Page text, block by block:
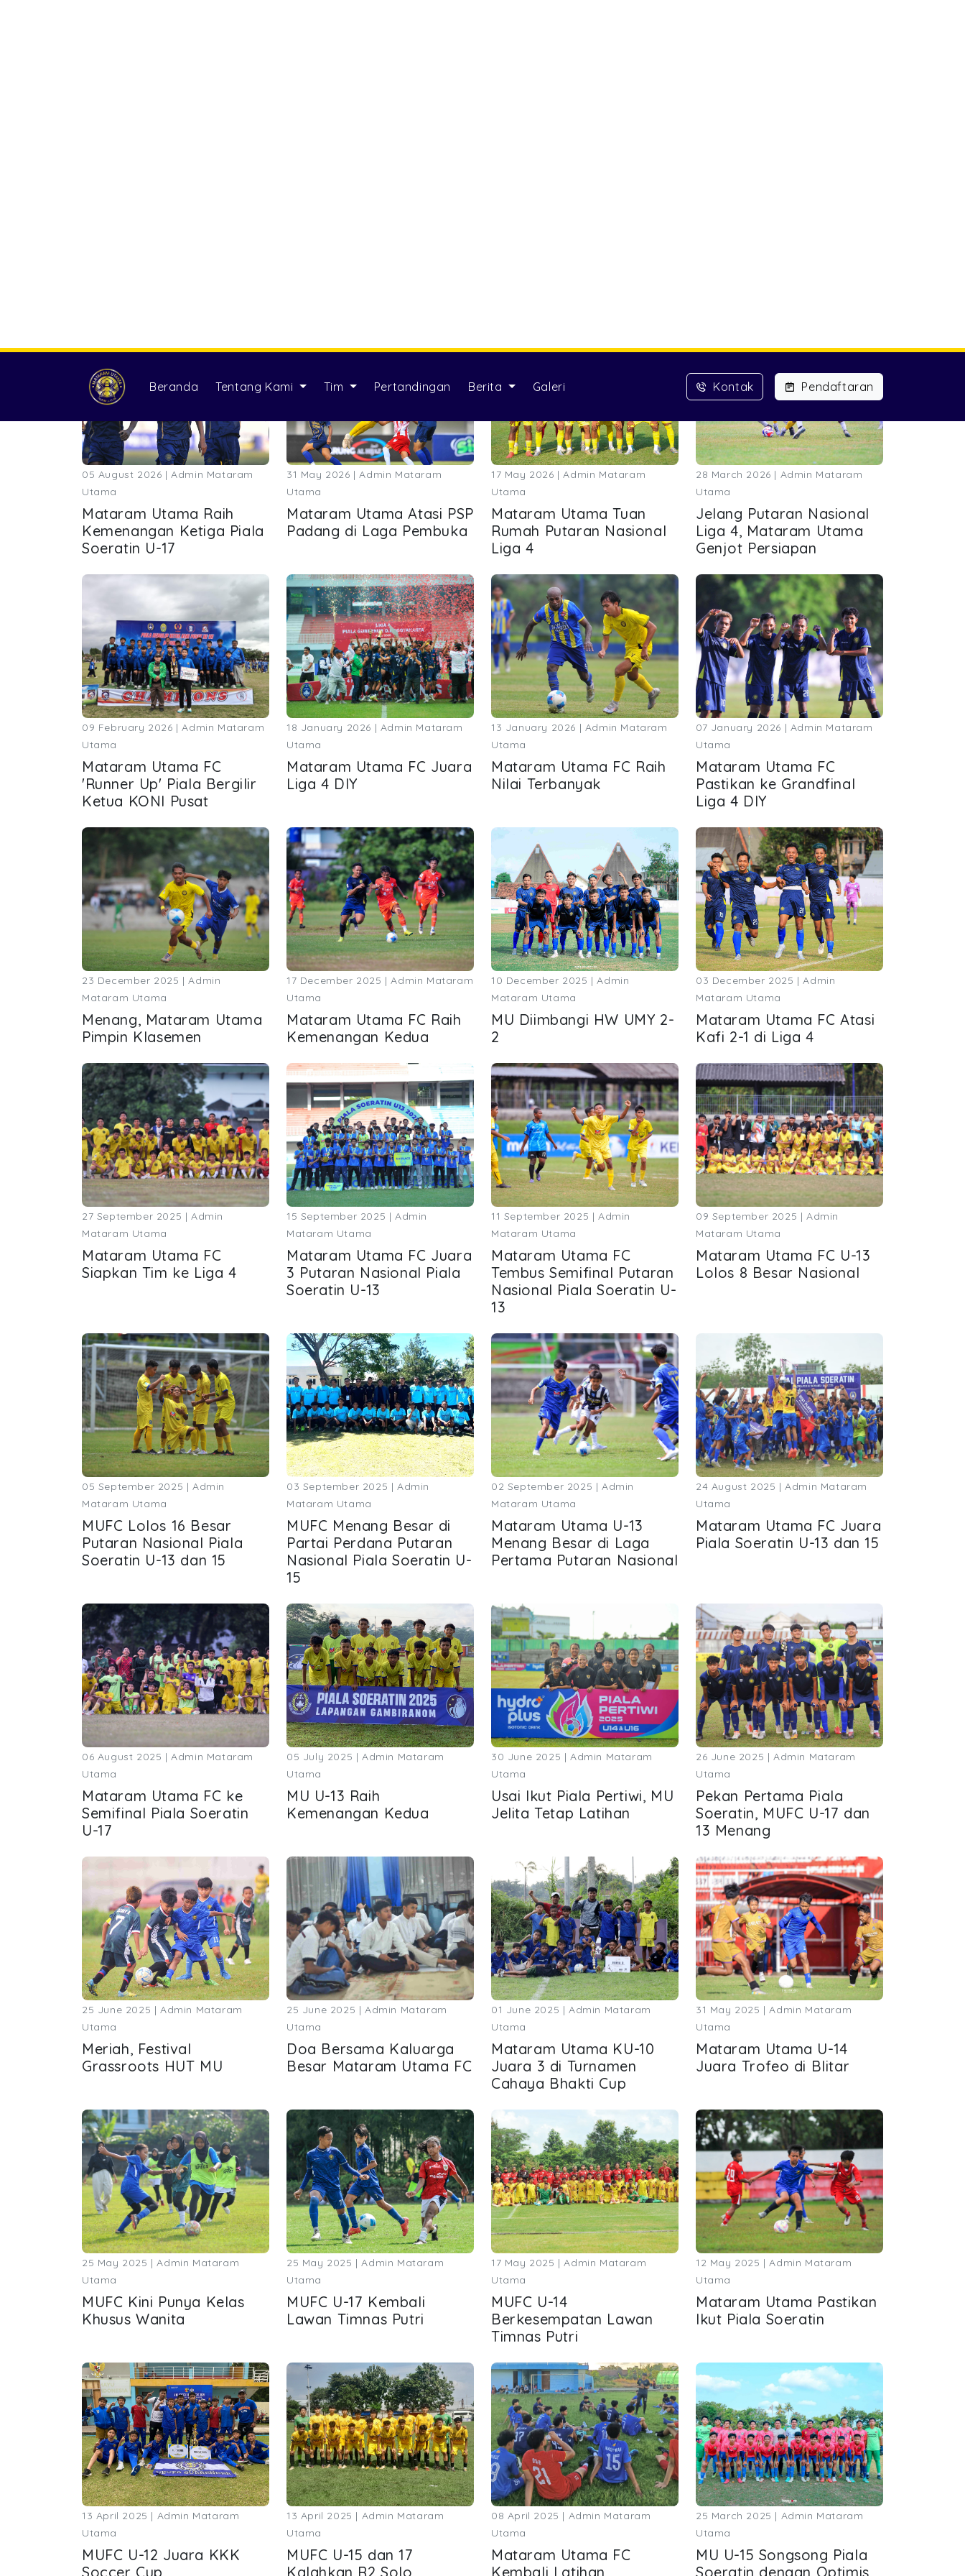
05 August 2026 | Admin Mataram
Utama
Mataram Utama Raih
Kemenangan Ketiga Piala
Soeratin U-17
31 May 2026 | Admin Mataram
Utama
Mataram Utama Atasi PSP
Padang di Laga Pembuka
17 May 2026 | Admin Mataram
Utama
Mataram Utama Tuan
Rumah Putaran Nasional
Liga 4
28 March 2026 | Admin Mataram
Utama
Jelang Putaran Nasional
Liga 4, Mataram Utama
Genjot Persiapan
09 February 2026 | Admin Mataram
Utama
Mataram Utama FC
'Runner Up' Piala Bergilir
Ketua KONI Pusat
18 January 2026 | Admin Mataram
Utama
Mataram Utama FC Juara
Liga 4 DIY
13 January 2026 | Admin Mataram
Utama
Mataram Utama FC Raih
Nilai Terbanyak
07 January 2026 | Admin Mataram
Utama
Mataram Utama FC
Pastikan ke Grandfinal
Liga 4 DIY
23 December 2025 | Admin
Mataram Utama
Menang, Mataram Utama
Pimpin Klasemen
17 December 2025 | Admin Mataram
Utama
Mataram Utama FC Raih
Kemenangan Kedua
10 December 2025 | Admin
Mataram Utama
MU Diimbangi HW UMY 2-
2
03 December 2025 | Admin
Mataram Utama
Mataram Utama FC Atasi
Kafi 2-1 di Liga 4
27 September 2025 | Admin
Mataram Utama
Mataram Utama FC
Siapkan Tim ke Liga 4
15 September 2025 | Admin
Mataram Utama
Mataram Utama FC Juara
3 Putaran Nasional Piala
Soeratin U-13
11 September 2025 | Admin
Mataram Utama
Mataram Utama FC
Tembus Semifinal Putaran
Nasional Piala Soeratin U-
13
09 September 2025 | Admin
Mataram Utama
Mataram Utama FC U-13
Lolos 8 Besar Nasional
05 September 2025 | Admin
Mataram Utama
MUFC Lolos 16 Besar
Putaran Nasional Piala
Soeratin U-13 dan 15
03 September 2025 | Admin
Mataram Utama
MUFC Menang Besar di
Partai Perdana Putaran
Nasional Piala Soeratin U-
15
02 September 2025 | Admin
Mataram Utama
Mataram Utama U-13
Menang Besar di Laga
Pertama Putaran Nasional
24 August 2025 | Admin Mataram
Utama
Mataram Utama FC Juara
Piala Soeratin U-13 dan 15
06 August 2025 | Admin Mataram
Utama
Mataram Utama FC ke
Semifinal Piala Soeratin
U-17
05 July 2025 | Admin Mataram
Utama
MU U-13 Raih
Kemenangan Kedua
30 June 2025 | Admin Mataram
Utama
Usai Ikut Piala Pertiwi, MU
Jelita Tetap Latihan
26 June 2025 | Admin Mataram
Utama
Pekan Pertama Piala
Soeratin, MUFC U-17 dan
13 Menang
25 June 2025 | Admin Mataram
Utama
Meriah, Festival
Grassroots HUT MU
25 June 2025 | Admin Mataram
Utama
Doa Bersama Kaluarga
Besar Mataram Utama FC
01 June 2025 | Admin Mataram
Utama
Mataram Utama KU-10
Juara 3 di Turnamen
Cahaya Bhakti Cup
31 May 2025 | Admin Mataram
Utama
Mataram Utama U-14
Juara Trofeo di Blitar
25 May 2025 | Admin Mataram
Utama
MUFC Kini Punya Kelas
Khusus Wanita
25 May 2025 | Admin Mataram
Utama
MUFC U-17 Kembali
Lawan Timnas Putri
17 May 2025 | Admin Mataram
Utama
MUFC U-14
Berkesempatan Lawan
Timnas Putri
12 May 2025 | Admin Mataram
Utama
Mataram Utama Pastikan
Ikut Piala Soeratin
13 April 2025 | Admin Mataram
Utama
MUFC U-12 Juara KKK
Soccer Cup
13 April 2025 | Admin Mataram
Utama
MUFC U-15 dan 17
Kalahkan R2 Solo
08 April 2025 | Admin Mataram
Utama
Mataram Utama FC
Kembali Latihan
25 March 2025 | Admin Mataram
Utama
MU U-15 Songsong Piala
Soeratin dengan Optimis